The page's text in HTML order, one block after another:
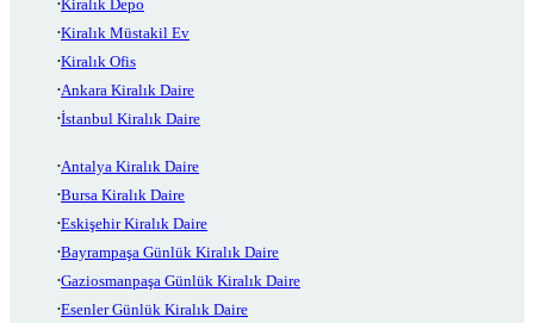
Kiralık Depo
Kiralık Müstakil Ev
Kiralık Ofis
Ankara Kiralık Daire
İstanbul Kiralık Daire
Antalya Kiralık Daire
Bursa Kiralık Daire
Eskişehir Kiralık Daire
Bayrampaşa Günlük Kiralık Daire
Gaziosmanpaşa Günlük Kiralık Daire
Esenler Günlük Kiralık Daire